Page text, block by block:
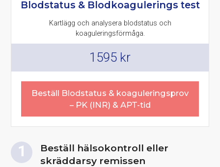
Blodstatus & Blodkoagulerings test
Kartlägg och analysera blodstatus och
koaguleringsförmåga.
1595 kr
Beställ Blodstatus & koaguleringsprov
– PK (INR) & APT-tid
Beställ hälsokontroll eller
skräddarsy remissen